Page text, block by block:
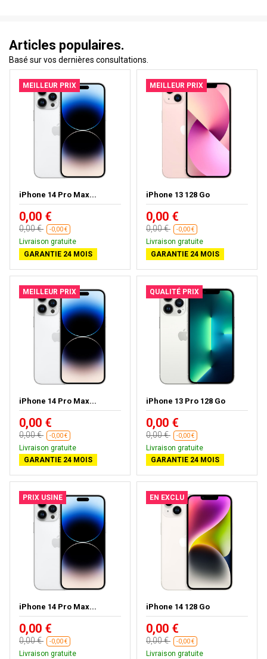
Articles populaires.
Basé sur vos dernières consultations.
MEILLEUR PRIX
iPhone 14 Pro Max...
0,00 €
0,00 € -0,00 €
Livraison gratuite
GARANTIE 24 MOIS
MEILLEUR PRIX
iPhone 13 128 Go
0,00 €
0,00 € -0,00 €
Livraison gratuite
GARANTIE 24 MOIS
MEILLEUR PRIX
iPhone 14 Pro Max...
0,00 €
0,00 € -0,00 €
Livraison gratuite
GARANTIE 24 MOIS
QUALITÉ PRIX
iPhone 13 Pro 128 Go
0,00 €
0,00 € -0,00 €
Livraison gratuite
GARANTIE 24 MOIS
PRIX USINE
iPhone 14 Pro Max...
0,00 €
0,00 € -0,00 €
Livraison gratuite
EN EXCLU
iPhone 14 128 Go
0,00 €
0,00 € -0,00 €
Livraison gratuite